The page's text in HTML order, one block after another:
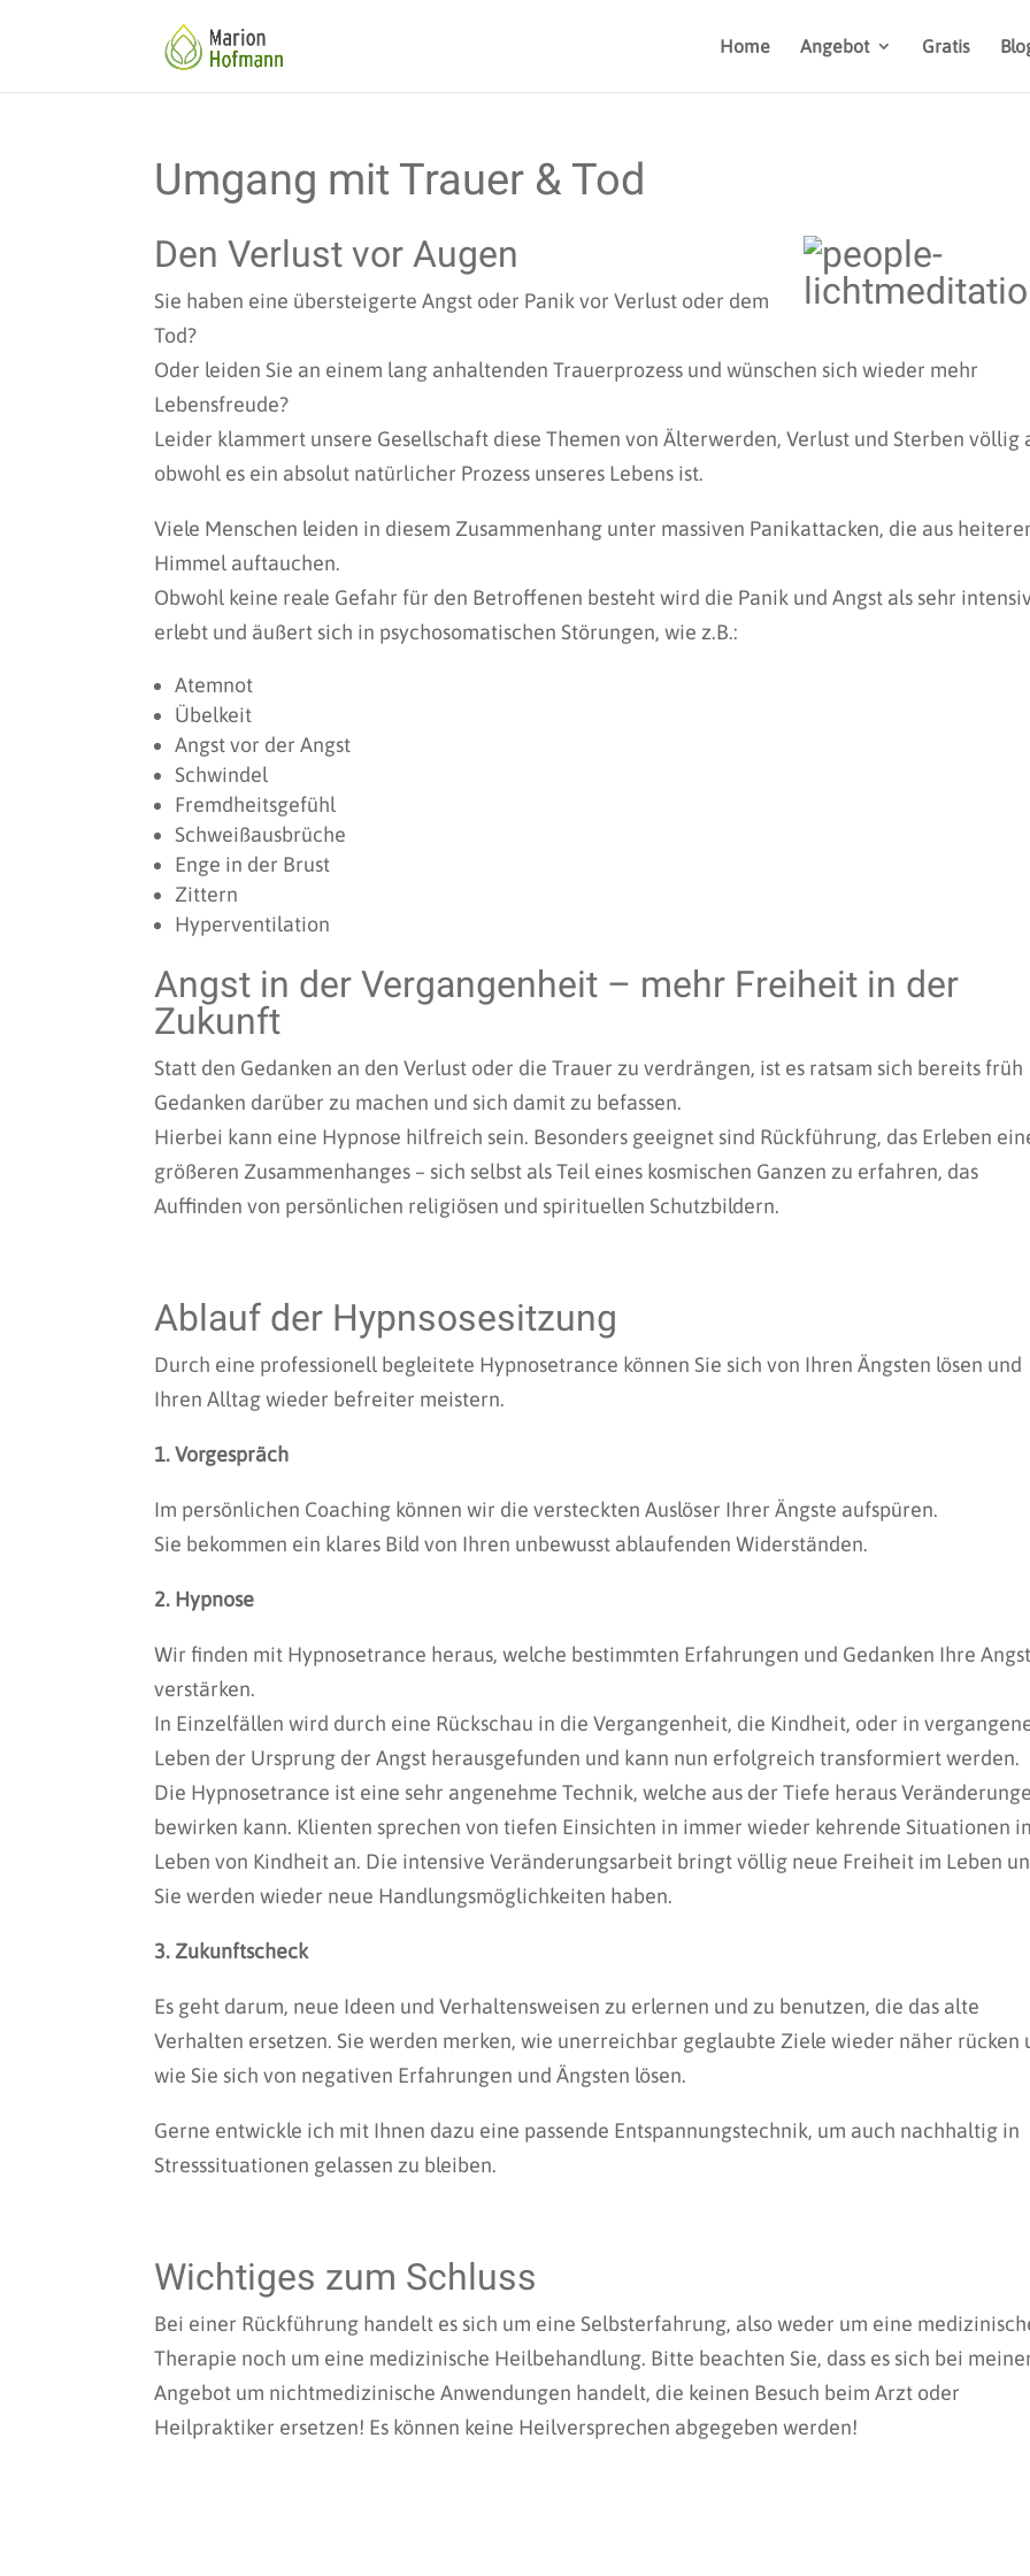
Home Angebot Gratis
Umgang mit Trauer & Tod
Den Verlust vor Augen
Sie haben eine übersteigerte Angst oder Panik vor Verlust oder dem
Tod?
Oder leiden Sie an einem lang anhaltenden Trauerprozess und wünschen sich wieder mehr
Lebensfreude?
Leider klammert unsere Gesellschaft diese Themen von Älterwerden, Verlust und Sterben völlig
obwohl es ein absolut natürlicher Prozess unseres Lebens ist.
Viele Menschen leiden in diesem Zusammenhang unter massiven Panikattacken, die aus
Himmel auftauchen.
Obwohl keine reale Gefahr für den Betroffenen besteht wird die Panik und Angst als sehr
erlebt und äußert sich in psychosomatischen Störungen, wie z.B.:
Atemnot
Übelkeit
Angst vor der Angst
Schwindel
Fremdheitsgefühl
Schweißausbrüche
Enge in der Brust
Zittern
Hyperventilation
Angst in der Vergangenheit – mehr Freiheit in der
Zukunft
Statt den Gedanken an den Verlust oder die Trauer zu verdrängen, ist es ratsam sich bereits früh
Gedanken darüber zu machen und sich damit zu befassen.
Hierbei kann eine Hypnose hilfreich sein. Besonders geeignet sind Rückführung, das Erleben
größeren Zusammenhanges – sich selbst als Teil eines kosmischen Ganzen zu erfahren, das
Auffinden von persönlichen religiösen und spirituellen Schutzbildern.
Ablauf der Hypnsosesitzung
Durch eine professionell begleitete Hypnosetrance können Sie sich von Ihren Ängsten lösen und
Ihren Alltag wieder befreiter meistern.
1. Vorgespräch
Im persönlichen Coaching können wir die versteckten Auslöser Ihrer Ängste aufspüren.
Sie bekommen ein klares Bild von Ihren unbewusst ablaufenden Widerständen.
2. Hypnose
Wir finden mit Hypnosetrance heraus, welche bestimmten Erfahrungen und Gedanken Ihre
verstärken.
In Einzelfällen wird durch eine Rückschau in die Vergangenheit, die Kindheit, oder in
Leben der Ursprung der Angst herausgefunden und kann nun erfolgreich transformiert werden.
Die Hypnosetrance ist eine sehr angenehme Technik, welche aus der Tiefe heraus
bewirken kann. Klienten sprechen von tiefen Einsichten in immer wieder kehrende Situationen
Leben von Kindheit an. Die intensive Veränderungsarbeit bringt völlig neue Freiheit im Leben
Sie werden wieder neue Handlungsmöglichkeiten haben.
3. Zukunftscheck
Es geht darum, neue Ideen und Verhaltensweisen zu erlernen und zu benutzen, die das alte
Verhalten ersetzen. Sie werden merken, wie unerreichbar geglaubte Ziele wieder näher rücken
wie Sie sich von negativen Erfahrungen und Ängsten lösen.
Gerne entwickle ich mit Ihnen dazu eine passende Entspannungstechnik, um auch nachhaltig in
Stresssituationen gelassen zu bleiben.
Wichtiges zum Schluss
Bei einer Rückführung handelt es sich um eine Selbsterfahrung, also weder um eine
Therapie noch um eine medizinische Heilbehandlung. Bitte beachten Sie, dass es sich bei
Angebot um nichtmedizinische Anwendungen handelt, die keinen Besuch beim Arzt oder
Heilpraktiker ersetzen! Es können keine Heilversprechen abgegeben werden!